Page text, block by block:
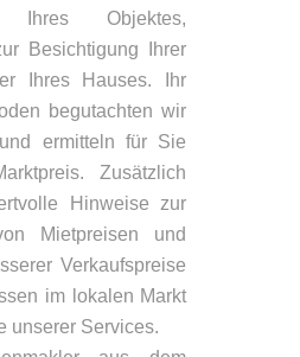
Ihres Objektes,
Besichtigung Ihrer
Ihres Hauses. Ihr
begutachten wir
ermitteln für Sie
Zusätzlich
Hinweise zur
Mietpreisen und
Verkaufspreise
im lokalen Markt
unserer Services.